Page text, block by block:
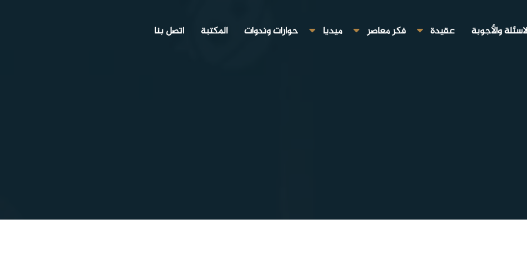
والأجوبة عقيدة فكر معاصر ميديا حوارات وندوات المكتبة اتصل بنا